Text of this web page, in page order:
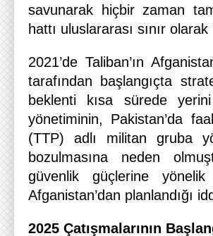
savunarak hiçbir zaman
hattı uluslararası sınır
2021’de Taliban’ın
tarafından başlangıçta
beklenti kısa sürede yerini
yönetiminin, Pakistan’da
(TTP) adlı militan gruba
bozulmasına neden
güvenlik güçlerine yönelik
Afganistan’dan planlandığı
2025 Çatışmalarının